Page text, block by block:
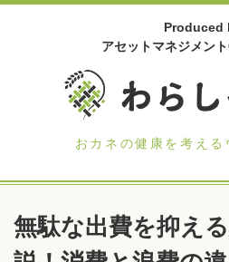
Produced
アセットマネジメン
おカネの健康を考える
無駄な出費を抑え